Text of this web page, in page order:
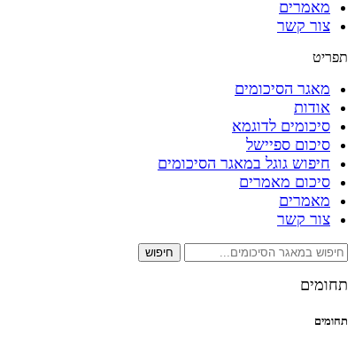
מאמרים
צור קשר
תפריט
מאגר הסיכומים
אודות
סיכומים לדוגמא
סיכום ספיישל
חיפוש גוגל במאגר הסיכומים
סיכום מאמרים
מאמרים
צור קשר
חיפוש
תחומים
תחומים